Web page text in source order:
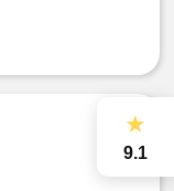
★
9.1